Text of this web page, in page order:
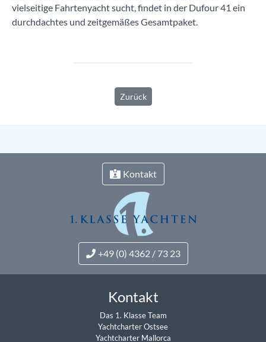
vielseitige Fahrtenyacht sucht, findet in der Dufour 41 ein
durchdachtes und zeitgemäßes Gesamtpaket.
Zurück
Kontakt
+49 (0) 4362 / 73 23
Kontakt
Das 1. Klasse Team
Yachtcharter Ostsee
Yachtcharter Mallorca